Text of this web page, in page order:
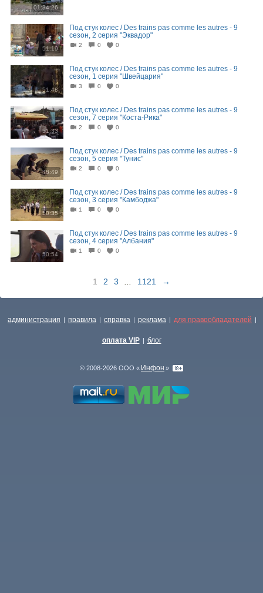
01:34:26
51:19
Под стук колес / Des trains pas comme les autres - 9
сезон, 2 серия "Эквадор"
2 0 0
51:48
Под стук колес / Des trains pas comme les autres - 9
сезон, 1 серия "Швейцария"
3 0 0
51:33
Под стук колес / Des trains pas comme les autres - 9
сезон, 7 серия "Коста-Рика"
2 0 0
48:49
Под стук колес / Des trains pas comme les autres - 9
сезон, 5 серия "Тунис"
2 0 0
50:35
Под стук колес / Des trains pas comme les autres - 9
сезон, 3 серия "Камбоджа"
1 0 0
50:54
Под стук колес / Des trains pas comme les autres - 9
сезон, 4 серия "Албания"
1 0 0
1 2 3 1121 →
администрация | правила | справка | реклама | для правообладателей |
оплата VIP | блог
© 2008-2026 ООО « Инфон »